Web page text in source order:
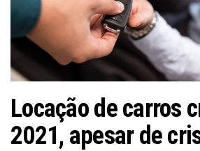
Locação de carros
2021, apesar de